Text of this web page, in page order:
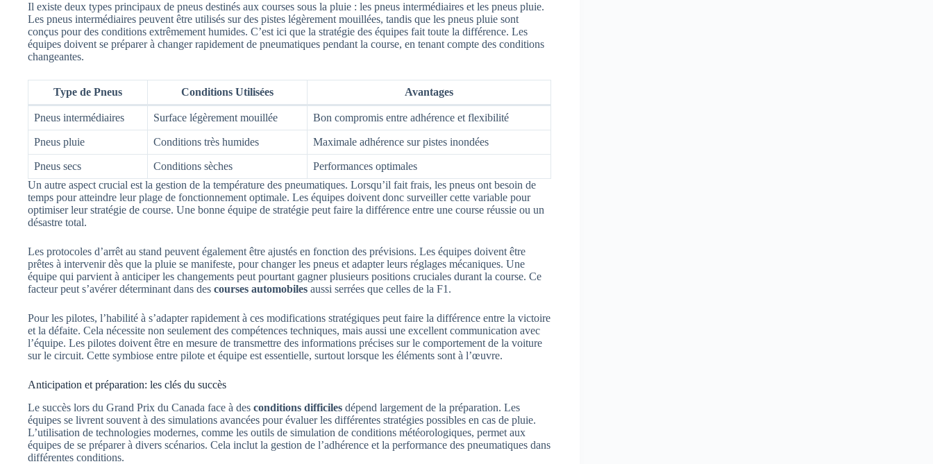
Il existe deux types principaux de pneus destinés aux courses sous la pluie : les pneus intermédiaires et les pneus pluie.
Les pneus intermédiaires peuvent être utilisés sur des pistes légèrement mouillées, tandis que les pneus pluie sont
conçus pour des conditions extrêmement humides. C’est ici que la stratégie des équipes fait toute la différence. Les
équipes doivent se préparer à changer rapidement de pneumatiques pendant la course, en tenant compte des conditions
changeantes.
Type de Pneus Conditions Utilisées Avantages
Pneus intermédiaires Surface légèrement mouillée Bon compromis entre adhérence et flexibilité
Pneus pluie Conditions très humides Maximale adhérence sur pistes inondées
Pneus secs Conditions sèches
Performances optimales
Un autre aspect crucial est la gestion de la température des pneumatiques. Lorsqu’il fait frais, les pneus ont besoin de
temps pour atteindre leur plage de fonctionnement optimale. Les équipes doivent donc surveiller cette variable pour
optimiser leur stratégie de course. Une bonne équipe de stratégie peut faire la différence entre une course réussie ou un
désastre total.
Les protocoles d’arrêt au stand peuvent également être ajustés en fonction des prévisions. Les équipes doivent être
prêtes à intervenir dès que la pluie se manifeste, pour changer les pneus et adapter leurs réglages mécaniques. Une
équipe qui parvient à anticiper les changements peut pourtant gagner plusieurs positions cruciales durant la course. Ce
facteur peut s’avérer déterminant dans des courses automobiles aussi serrées que celles de la F1.
Pour les pilotes, l’habilité à s’adapter rapidement à ces modifications stratégiques peut faire la différence entre la victoire
et la défaite. Cela nécessite non seulement des compétences techniques, mais aussi une excellent communication avec
l’équipe. Les pilotes doivent être en mesure de transmettre des informations précises sur le comportement de la voiture
sur le circuit. Cette symbiose entre pilote et équipe est essentielle, surtout lorsque les éléments sont à l’œuvre.
Anticipation et préparation: les clés du succès
Le succès lors du Grand Prix du Canada face à des conditions difficiles dépend largement de la préparation. Les
équipes se livrent souvent à des simulations avancées pour évaluer les différentes stratégies possibles en cas de pluie.
L’utilisation de technologies modernes, comme les outils de simulation de conditions météorologiques, permet aux
équipes de se préparer à divers scénarios. Cela inclut la gestion de l’adhérence et la performance des pneumatiques dans
différentes conditions.